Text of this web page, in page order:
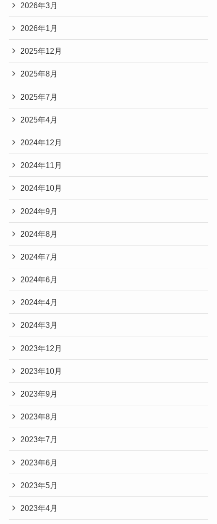
2026年3月
2026年1月
2025年12月
2025年8月
2025年7月
2025年4月
2024年12月
2024年11月
2024年10月
2024年9月
2024年8月
2024年7月
2024年6月
2024年4月
2024年3月
2023年12月
2023年10月
2023年9月
2023年8月
2023年7月
2023年6月
2023年5月
2023年4月